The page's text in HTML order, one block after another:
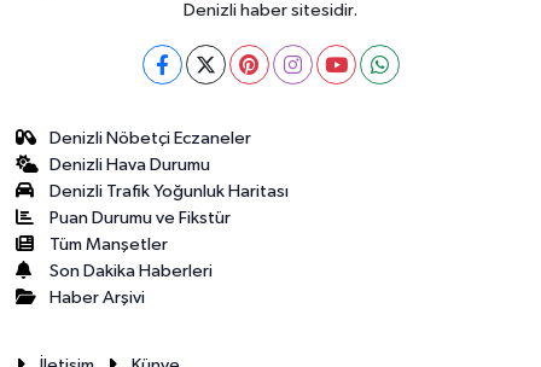
Denizli haber sitesidir.
Denizli Nöbetçi Eczaneler
Denizli Hava Durumu
Denizli Trafik Yoğunluk Haritası
Puan Durumu ve Fikstür
Tüm Manşetler
Son Dakika Haberleri
Haber Arşivi